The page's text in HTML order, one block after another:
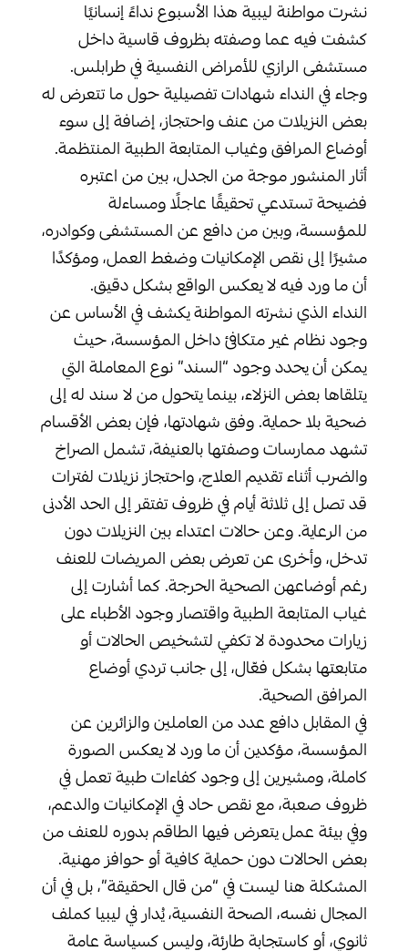
نشرت مواطنة ليبية هذا الأسبوع نداءً إنسانيًا
كشفت فيه عما وصفته بظروف قاسية داخل
مستشفى الرازي للأمراض النفسية في طرابلس.
وجاء في النداء شهادات تفصيلية حول ما تتعرض له
بعض النزيلات من عنف واحتجاز، إضافة إلى سوء
أوضاع المرافق وغياب المتابعة الطبية المنتظمة.
أثار المنشور موجة من الجدل، بين من اعتبره
فضيحة تستدعي تحقيقًا عاجلًا ومساءلة
للمؤسسة، وبين من دافع عن المستشفى وكوادره،
مشيرًا إلى نقص الإمكانيات وضغط العمل، ومؤكدًا
أن ما ورد فيه لا يعكس الواقع بشكل دقيق.
النداء الذي نشرته المواطنة يكشف في الأساس عن
وجود نظام غير متكافئ داخل المؤسسة، حيث
يمكن أن يحدد وجود “السند” نوع المعاملة التي
يتلقاها بعض النزلاء، بينما يتحول من لا سند له إلى
ضحية بلا حماية. وفق شهادتها، فإن بعض الأقسام
تشهد ممارسات وصفتها بالعنيفة، تشمل الصراخ
والضرب أثناء تقديم العلاج، واحتجاز نزيلات لفترات
قد تصل إلى ثلاثة أيام في ظروف تفتقر إلى الحد الأدنى
من الرعاية. وعن حالات اعتداء بين النزيلات دون
تدخل، وأخرى عن تعرض بعض المريضات للعنف
رغم أوضاعهن الصحية الحرجة. كما أشارت إلى
غياب المتابعة الطبية واقتصار وجود الأطباء على
زيارات محدودة لا تكفي لتشخيص الحالات أو
متابعتها بشكل فعّال، إلى جانب تردي أوضاع
المرافق الصحية.
في المقابل دافع عدد من العاملين والزائرين عن
المؤسسة، مؤكدين أن ما ورد لا يعكس الصورة
كاملة، ومشيرين إلى وجود كفاءات طبية تعمل في
ظروف صعبة، مع نقص حاد في الإمكانيات والدعم،
وفي بيئة عمل يتعرض فيها الطاقم بدوره للعنف من
بعض الحالات دون حماية كافية أو حوافز مهنية.
المشكلة هنا ليست في “من قال الحقيقة”، بل في أن
المجال نفسه، الصحة النفسية، يُدار في ليبيا كملف
ثانوي، أو كاستجابة طارئة، وليس كسياسة عامة